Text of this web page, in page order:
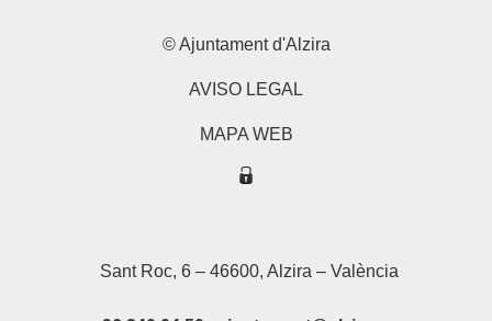
© Ajuntament d'Alzira
AVISO LEGAL
MAPA WEB
Sant Roc, 6 – 46600, Alzira – València